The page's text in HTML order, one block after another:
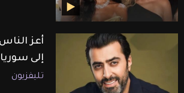
أعز
إلى سوريا
تليفزيون